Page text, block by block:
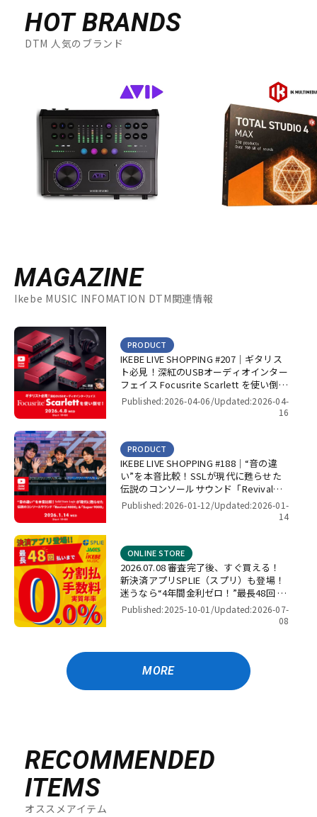
HOT BRANDS
DTM 人気のブランド
MAGAZINE
Ikebe MUSIC INFOMATION DTM関連情報
IKEBE LIVE SHOPPING #207｜ギタリス
ト必見！深紅のUSBオーディオインター
フェイス Focusrite Scarlett を使い倒
せ！【presented by パワーレック】
PRODUCT
Published:2026-04-06/Updated:2026-04-
16
IKEBE LIVE SHOPPING #188｜“音の違
い”を本音比較！SSLが現代に甦らせた
伝説のコンソールサウンド「Revival
4000」＆「Super 9000」【presented
PRODUCT
Published:2026-01-12/Updated:2026-01-
14
2026.07.08 審査完了後、すぐ買える！
新決済アプリSPLIE（スプリ）も登場！
迷うなら“4年間金利ゼロ！”最長48回 無
金利キャンペーン
ONLINE STORE
Published:2025-10-01/Updated:2026-07-
08
MORE
RECOMMENDED
ITEMS
オススメアイテム